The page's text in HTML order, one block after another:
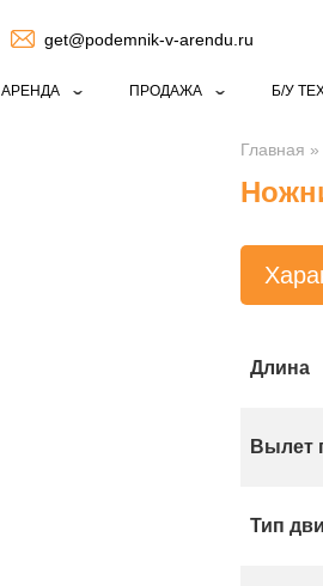
АРЕНДА ПРОДАЖА Б/У
get@podemnik-v-arendu.ru
Главная
Длина
Вылет
Тип